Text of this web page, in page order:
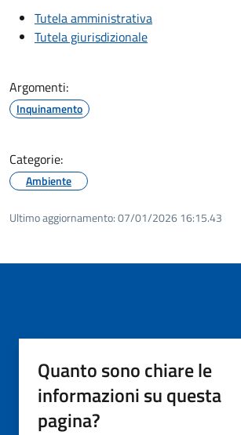
Tutela amministrativa
Tutela giurisdizionale
Argomenti:
Inquinamento
Categorie:
Ambiente
Ultimo aggiornamento:07/01/2026 16:15.43
Quanto sono chiare le
informazioni su questa
pagina?